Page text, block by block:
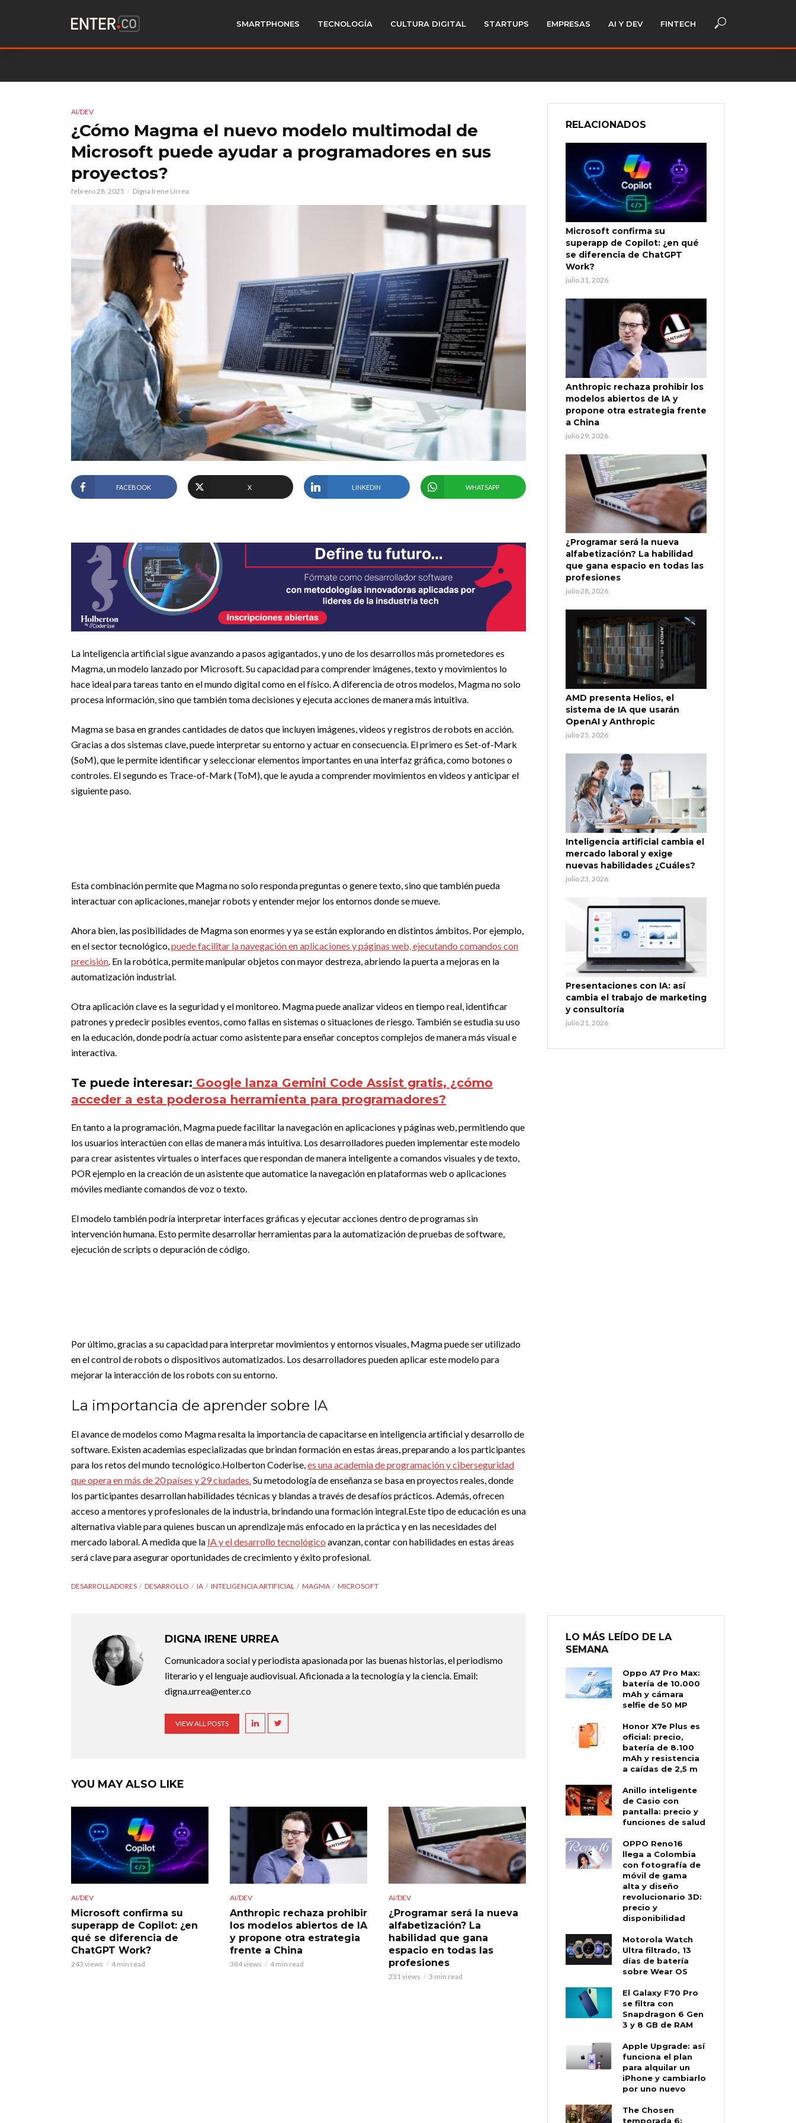
SMARTPHONES TECNOLOGÍA CULTURA DIGITAL STARTUPS EMPRESAS AI Y DEV FINTECH
AI/DEV
¿Cómo Magma el nuevo modelo multimodal de
Microsoft puede ayudar a programadores en sus
proyectos?
febrero 28, 2025 Digna Irene Urrea
FACEBOOK X LINKEDIN WHATSAPP
La inteligencia artificial sigue avanzando a pasos agigantados, y uno de los desarrollos más prometedores es
Magma, un modelo lanzado por Microsoft. Su capacidad para comprender imágenes, texto y movimientos lo
hace ideal para tareas tanto en el mundo digital como en el físico. A diferencia de otros modelos, Magma no solo
procesa información, sino que también toma decisiones y ejecuta acciones de manera más intuitiva.
Magma se basa en grandes cantidades de datos que incluyen imágenes, videos y registros de robots en acción.
Gracias a dos sistemas clave, puede interpretar su entorno y actuar en consecuencia. El primero es Set-of-Mark
(SoM), que le permite identificar y seleccionar elementos importantes en una interfaz gráfica, como botones o
controles. El segundo es Trace-of-Mark (ToM), que le ayuda a comprender movimientos en videos y anticipar el
siguiente paso.
Esta combinación permite que Magma no solo responda preguntas o genere texto, sino que también pueda
interactuar con aplicaciones, manejar robots y entender mejor los entornos donde se mueve.
Ahora bien, las posibilidades de Magma son enormes y ya se están explorando en distintos ámbitos. Por ejemplo,
en el sector tecnológico,puede facilitar la navegación en aplicaciones y páginas web, ejecutando comandos con
precisión. En la robótica, permite manipular objetos con mayor destreza, abriendo la puerta a mejoras en la
automatización industrial.
Otra aplicación clave es la seguridad y el monitoreo. Magma puede analizar videos en tiempo real, identificar
patrones y predecir posibles eventos, como fallas en sistemas o situaciones de riesgo. También se estudia su uso
en la educación, donde podría actuar como asistente para enseñar conceptos complejos de manera más visual e
interactiva.
Te puede interesar: Google lanza Gemini Code Assist gratis, ¿cómo
acceder a esta poderosa herramienta para programadores?
En tanto a la programación, Magma puede facilitar la navegación en aplicaciones y páginas web, permitiendo que
los usuarios interactúen con ellas de manera más intuitiva. Los desarrolladores pueden implementar este modelo
para crear asistentes virtuales o interfaces que respondan de manera inteligente a comandos visuales y de texto,
POR ejemplo en la creación de un asistente que automatice la navegación en plataformas web o aplicaciones
móviles mediante comandos de voz o texto.
El modelo también podría interpretar interfaces gráficas y ejecutar acciones dentro de programas sin
intervención humana. Esto permite desarrollar herramientas para la automatización de pruebas de software,
ejecución de scripts o depuración de código.
Por último, gracias a su capacidad para interpretar movimientos y entornos visuales, Magma puede ser utilizado
en el control de robots o dispositivos automatizados. Los desarrolladores pueden aplicar este modelo para
mejorar la interacción de los robots con su entorno.
La importancia de aprender sobre IA
El avance de modelos como Magma resalta la importancia de capacitarse en inteligencia artificial y desarrollo de
software. Existen academias especializadas que brindan formación en estas áreas, preparando a los participantes
para los retos del mundo tecnológico.Holberton Coderise,es una academia de programación y ciberseguridad
que opera en más de 20 países y 29 ciudades.Su metodología de enseñanza se basa en proyectos reales, donde
los participantes desarrollan habilidades técnicas y blandas a través de desafíos prácticos. Además, ofrecen
acceso a mentores y profesionales de la industria, brindando una formación integral.Este tipo de educación es una
alternativa viable para quienes buscan un aprendizaje más enfocado en la práctica y en las necesidades del
mercado laboral. A medida que la IA y el desarrollo tecnológico avanzan, contar con habilidades en estas áreas
será clave para asegurar oportunidades de crecimiento y éxito profesional.
DESARROLLADORES DESARROLLO IA INTELIGENCIA ARTIFICIAL MAGMA MICROSOFT
DIGNA IRENE URREA
Comunicadora social y periodista apasionada por las buenas historias, el periodismo
literario y el lenguaje audiovisual. Aficionada a la tecnología y la ciencia. Email:
digna.urrea@enter.co
VIEW ALL POSTS
YOU MAY ALSO LIKE
AI/DEV
Microsoft confirma su
superapp de Copilot: ¿en
qué se diferencia de
ChatGPT Work?
243 views 4 min read
AI/DEV
Anthropic rechaza prohibir
los modelos abiertos de IA
y propone otra estrategia
frente a China
384 views 4 min read
AI/DEV
¿Programar será la nueva
alfabetización? La
habilidad que gana
espacio en todas las
profesiones
231 views 3 min read
RELACIONADOS
Microsoft confirma su
superapp de Copilot: ¿en qué
se diferencia de ChatGPT
Work?
julio 31, 2026
Anthropic rechaza prohibir los
modelos abiertos de IA y
propone otra estrategia frente
a China
julio 29, 2026
¿Programar será la nueva
alfabetización? La habilidad
que gana espacio en todas las
profesiones
julio 28, 2026
AMD presenta Helios, el
sistema de IA que usarán
OpenAI y Anthropic
julio 25, 2026
Inteligencia artificial cambia el
mercado laboral y exige
nuevas habilidades ¿Cuáles?
julio 23, 2026
Presentaciones con IA: así
cambia el trabajo de marketing
y consultoría
julio 21, 2026
LO MÁS LEÍDO DE LA
SEMANA
Oppo A7 Pro Max:
batería de 10.000
mAh y cámara
selfie de 50 MP
Honor X7e Plus es
oficial: precio,
batería de 8.100
mAh y resistencia
a caídas de 2,5 m
Anillo inteligente
de Casio con
pantalla: precio y
funciones de salud
OPPO Reno16
llega a Colombia
con fotografía de
móvil de gama
alta y diseño
revolucionario 3D:
precio y
disponibilidad
Motorola Watch
Ultra filtrado, 13
días de batería
sobre Wear OS
El Galaxy F70 Pro
se filtra con
Snapdragon 6 Gen
3 y 8 GB de RAM
Apple Upgrade: así
funciona el plan
para alquilar un
iPhone y cambiarlo
por uno nuevo
The Chosen
temporada 6: